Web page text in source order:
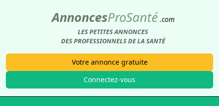
AnnoncesProSanté .com
LES PETITES ANNONCES
DES PROFESSIONNELS DE LA SANTÉ
Votre annonce gratuite
Connectez-vous